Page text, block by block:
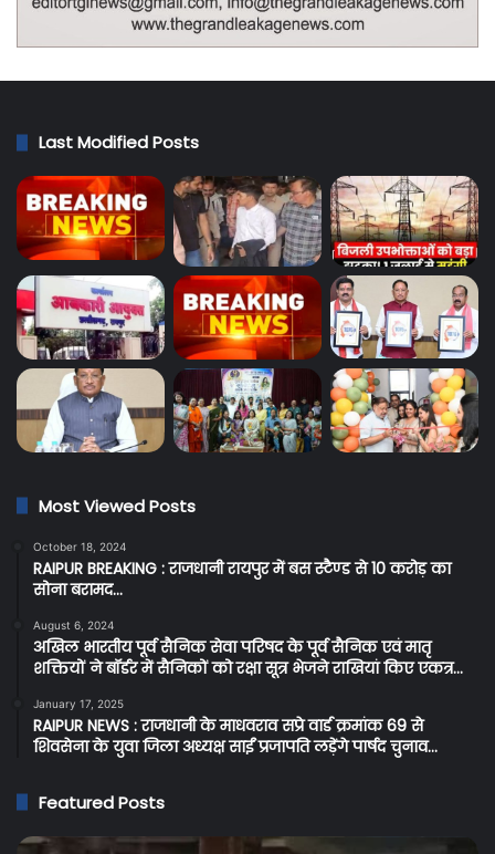
Last Modified Posts
Most Viewed Posts
October 18, 2024
RAIPUR BREAKING : राजधानी रायपुर में बस स्टैण्ड से 10 करोड़ का
सोना बरामद…
August 6, 2024
अखिल भारतीय पूर्व सैनिक सेवा परिषद के पूर्व सैनिक एवं मातृ
शक्तियों ने बॉर्डर में सैनिकों को रक्षा सूत्र भेजने राखियां किए एकत्र…
January 17, 2025
RAIPUR NEWS : राजधानी के माधवराव सप्रे वार्ड क्रमांक 69 से
शिवसेना के युवा जिला अध्यक्ष साईं प्रजापति लड़ेंगे पार्षद चुनाव…
Featured Posts
Cg